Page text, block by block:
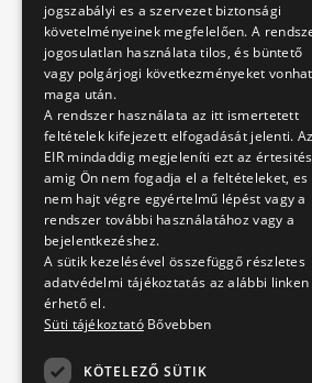
További
jogszabályi es a szervezet biztonsági
követelményeinek megfelelően. A
jogosulatlan használata tilos, és büntető
vagy polgárjogi következményeket vonhat
maga után.
A rendszer használata az itt ismertetett
feltételek kifejezett elfogadását jelenti. Az
EIR mindaddig megjeleníti ezt az
amig Ön nem fogadja el a feltételeket, es
nem hajt végre egyértelmű lépést vagy a
rendszer további használatához vagy a
bejelentkezéshez.
A sütik kezelésével összefüggő részletes
adatvédelmi tájékoztatás az alábbi linken
érhető el.
Süti tájékoztató Bővebben
KÖTELEZŐ SÜTIK